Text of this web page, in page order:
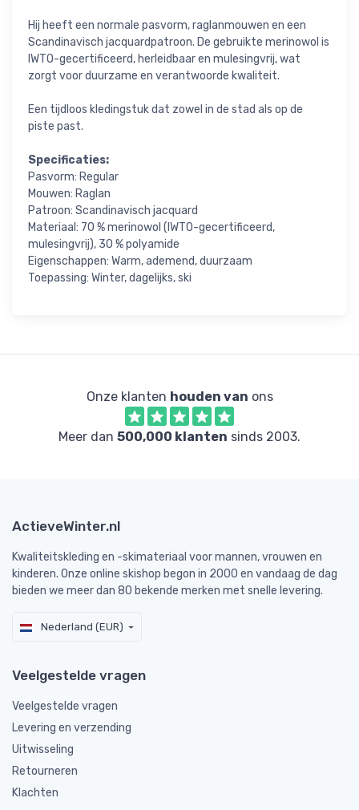
Hij heeft een normale pasvorm, raglanmouwen en een
Scandinavisch jacquardpatroon. De gebruikte merinowol is
IWTO-gecertificeerd, herleidbaar en mulesingvrij, wat
zorgt voor duurzame en verantwoorde kwaliteit.
Een tijdloos kledingstuk dat zowel in de stad als op de
piste past.
Specificaties:
Pasvorm: Regular
Mouwen: Raglan
Patroon: Scandinavisch jacquard
Materiaal: 70 % merinowol (IWTO-gecertificeerd,
mulesingvrij), 30 % polyamide
Eigenschappen: Warm, ademend, duurzaam
Toepassing: Winter, dagelijks, ski
Onze klanten houden van ons
Meer dan 500,000 klanten sinds 2003.
ActieveWinter.nl
Kwaliteitskleding en -skimateriaal voor mannen, vrouwen en
kinderen. Onze online skishop begon in 2000 en vandaag de dag
bieden we meer dan 80 bekende merken met snelle levering.
Nederland (EUR)
Veelgestelde vragen
Veelgestelde vragen
Levering en verzending
Uitwisseling
Retourneren
Klachten